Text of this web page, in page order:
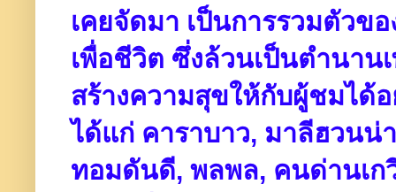
เคยจัดมา เป็นการรวมตัวข
เพื่อชีวิต ซึ่งล้วนเป็นตำนาน
สร้างความสุขให้กับผู้ชมได้
ได้แก่ คาราบาว, มาลีฮวนน่
ทอมดันดี, พลพล, คนด่านเก